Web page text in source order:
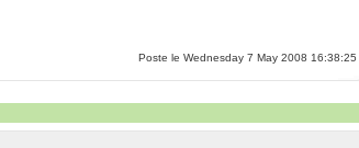
Poste le Wednesday 7 May 2008 16:38:25